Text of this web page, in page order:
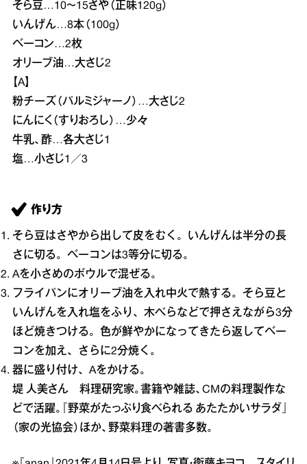
そら豆…10～15さや（正味120g）
いんげん…8本（100g）
ベーコン…2枚
オリーブ油…大さじ2
【A】
粉チーズ（パルミジャーノ）…大さじ2
にんにく（すりおろし）…少々
牛乳、酢…各大さじ1
塩…小さじ1／3
作り方
そら豆はさやから出して皮をむく。いんげんは半分の長
さに切る。ベーコンは3等分に切る。
Aを小さめのボウルで混ぜる。
フライパンにオリーブ油を入れ中火で熱する。そら豆と
いんげんを入れ塩をふり、木べらなどで押さえながら3分
ほど焼きつける。色が鮮やかになってきたら返してベー
コンを加え、さらに2分焼く。
器に盛り付け、Aをかける。
堤 人美さん 料理研究家。書籍や雑誌、CMの料理製作な
どで活躍。『野菜がたっぷり食べられる あたたかいサラダ』
（家の光協会）ほか、野菜料理の著書多数。